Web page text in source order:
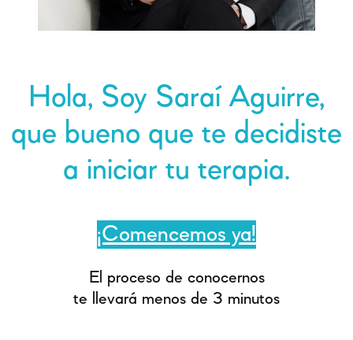
Hola, Soy Saraí Aguirre,
que bueno que te decidiste
a iniciar tu terapia.
¡Comencemos ya!
El proceso de conocernos
te llevará menos de 3 minutos